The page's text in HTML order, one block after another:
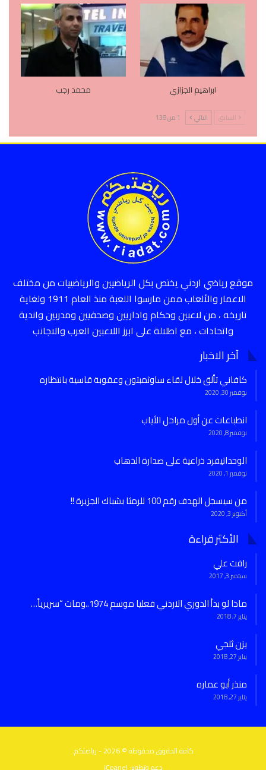
ابراهيم الجزازي محمد رجب
السابق التالي 1 من 138
موقع رياضي اردني يختص بكل الرياضيين والرياضييات من مختلف
الاعمار والألعاب ممن مارسوا اللعبة منذ العام 1911 ولغاية
تاريخه ، من لاعبين وحكام واداريين وصحفيين ومدربين واندية
واتحادات ، مع اطلالة على ابرز اللاعبين العرب والاجانب
آخر الاخبار
كافاني تألق خلال لقاء ساوثمبتون وعقوبة قاسية بانتظاره
نوفمبر 30, 2020
انطباعات عن أول مراحل الأياب
نوفمبر 8, 2020
الوحداتيفرد ذراعية على صدارة الذهاب
نوفمبر 1, 2020
من سيسجل الهدف رقم 100 للرمثا بشباك الجزيرة !!
أكتوبر 3, 2020
الأكثر قراءة
رافت علي
سبتمبر 3, 2017
ماذا لو بدأ الدوري الاردني فعليا موسم 1974..ومات “سريرياً…
يناير 7, 2018
يزن ثلجي
يناير 27, 2018
منذر أبو عماره
يناير 27, 2018
كافة الحقوق محفوظة © 2026 - رياضتكم.